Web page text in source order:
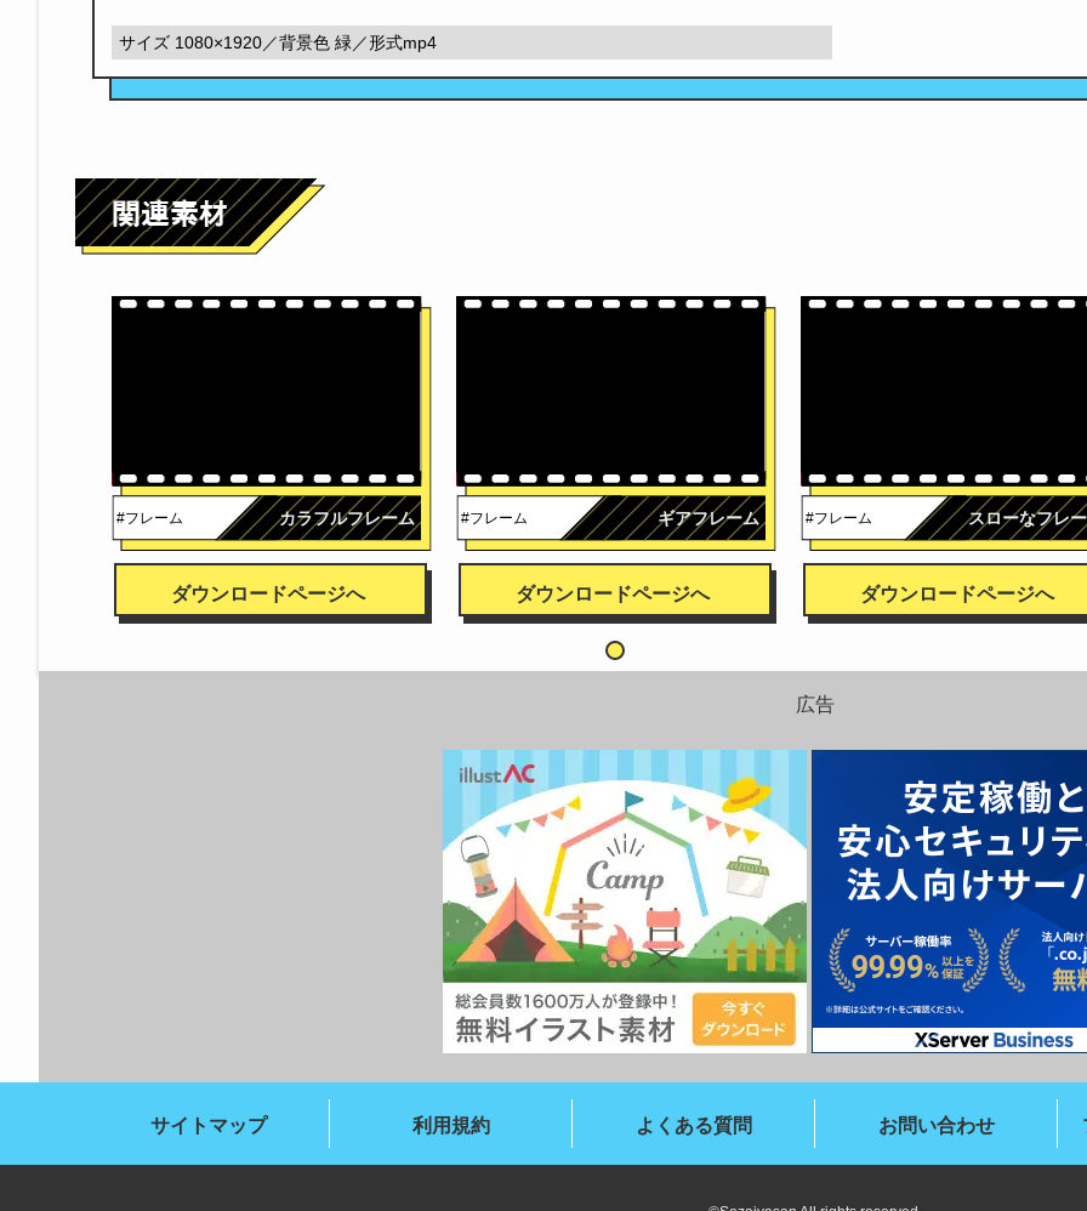
サイズ 1080×1920／背景色 緑／形式mp4
#フレーム カラフルフレーム
ダウンロードページへ
#フレーム ギアフレーム
ダウンロードページへ
#フレーム スローなフレ
ダウンロードページへ
広告
サイトマップ 利用規約 よくある質問 お問い合わせ